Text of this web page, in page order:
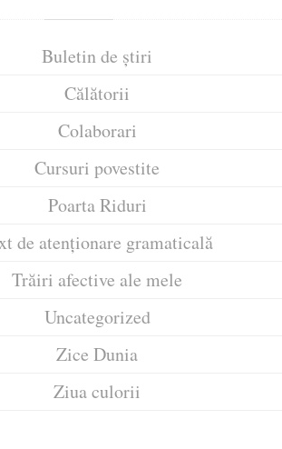
Buletin de știri
Călătorii
Colaborari
Cursuri povestite
Poarta Riduri
de atenționare gramaticală
Trăiri afective ale mele
Uncategorized
Zice Dunia
Ziua culorii